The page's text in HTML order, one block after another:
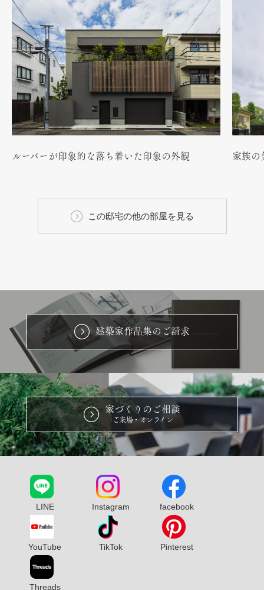
ルーバーが印象的な落ち着いた印象の外観 家族
この邸宅の他の部屋を見る
建築家作品集のご請求
家づくりのご相談
ご来場・オンライン
LINE Instagram facebook
YouTube TikTok Pinterest
Threads